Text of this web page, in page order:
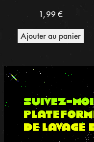
1,99€
Ajouter au panier
suivez-
de lavage